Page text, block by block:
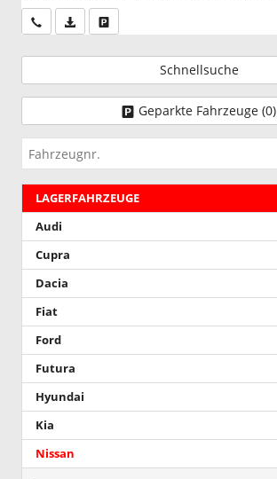
Wir rufen Sie anPDF-Datei, Fahrzeugexposé drucken
Schnellsuche
Geparkte Fahrzeuge (0)
Fahrzeugnr.
LAGERFAHRZEUGE
Audi
Cupra
Dacia
Fiat
Ford
Futura
Hyundai
Kia
Nissan